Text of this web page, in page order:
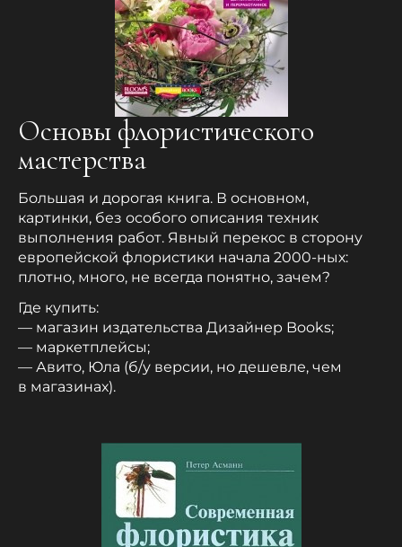
Основы флористического
мастерства
Большая и дорогая книга. В основном,
картинки, без особого описания техник
выполнения работ. Явный перекос в сторону
европейской флористики начала 2000-ных:
плотно, много, не всегда понятно, зачем?
Где купить:
— магазин издательства Дизайнер Books;
— маркетплейсы;
— Авито, Юла (б/у версии, но дешевле, чем
в магазинах).